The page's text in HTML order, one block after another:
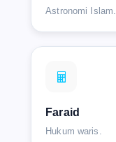
Astronomi Islam.
Faraid
Hukum waris.